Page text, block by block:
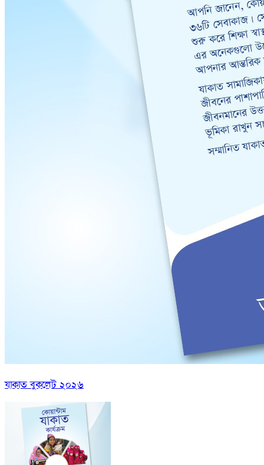
যাকাত বুকলেট ২০২৬